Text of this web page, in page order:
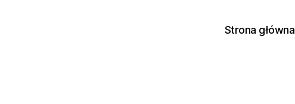
Strona główna